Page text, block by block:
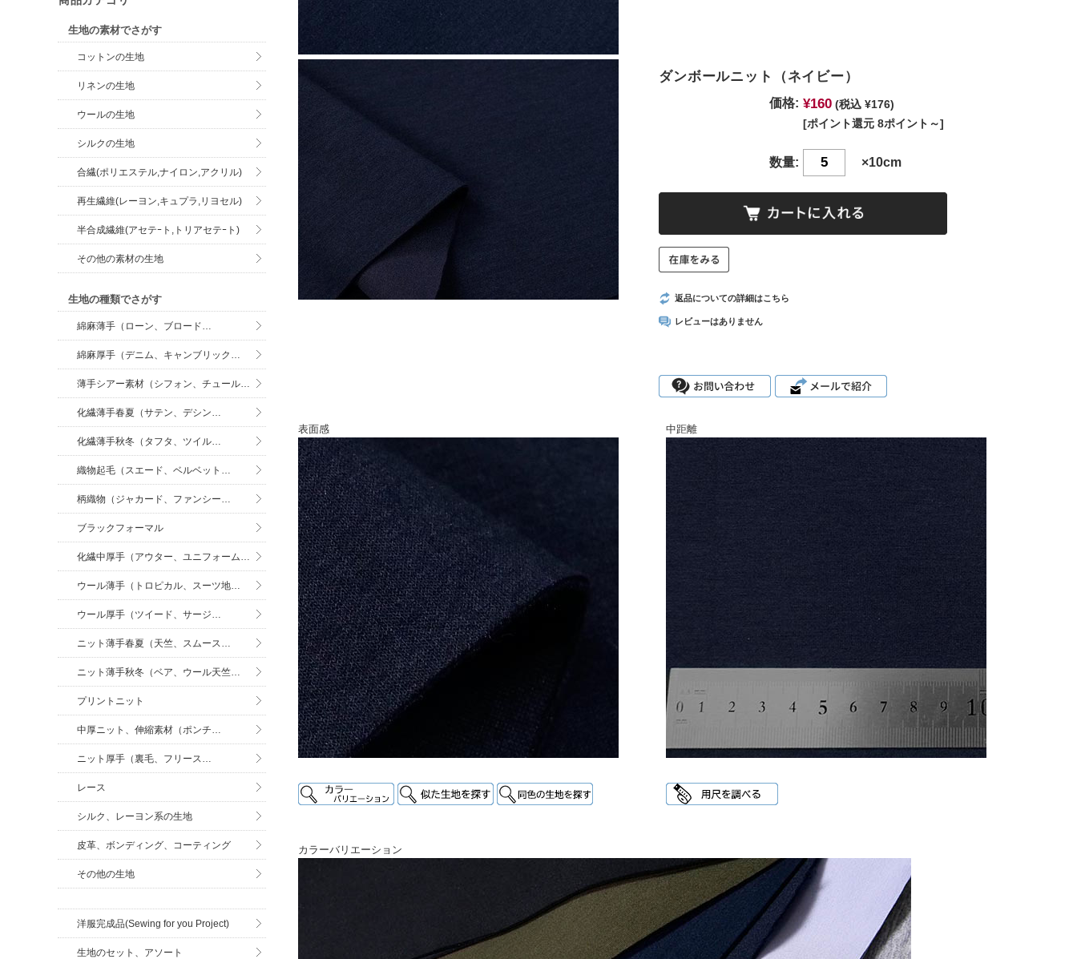
ダンボールニット（ネイビー）
価格: ¥160 (税込 ¥176)
[ポイント還元 8ポイント～]
数量: ×10cm
返品についての詳細はこちら
レビューはありません
表面感 中距離
カラーバリエーション
生地の素材でさがす
コットンの生地
リネンの生地
ウールの生地
シルクの生地
合繊(ポリエステル,ナイロン,アクリル)
再生繊維(レーヨン,キュプラ,リヨセル)
半合成繊維(アセテｰト,トリアセテｰト)
その他の素材の生地
生地の種類でさがす
綿麻薄手（ローン、ブロード…
綿麻厚手（デニム、キャンブリック…
薄手シアー素材（シフォン、チュール…
化繊薄手春夏（サテン、デシン…
化繊薄手秋冬（タフタ、ツイル…
織物起毛（スエード、ベルベット…
柄織物（ジャカード、ファンシー…
ブラックフォーマル
化繊中厚手（アウター、ユニフォーム…
ウール薄手（トロピカル、スーツ地…
ウール厚手（ツイード、サージ…
ニット薄手春夏（天竺、スムース…
ニット薄手秋冬（ベア、ウール天竺…
プリントニット
中厚ニット、伸縮素材（ポンチ…
ニット厚手（裏毛、フリース…
レース
シルク、レーヨン系の生地
皮革、ボンディング、コーティング
その他の生地
洋服完成品(Sewing for you Project)
生地のセット、アソート